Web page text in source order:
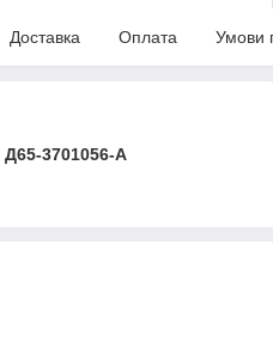
Доставка Оплата Умови
Д65-3701056-А